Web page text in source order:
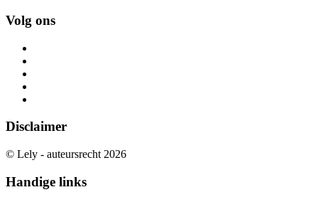
Volg ons
Disclaimer
© Lely - auteursrecht 2026
Handige links